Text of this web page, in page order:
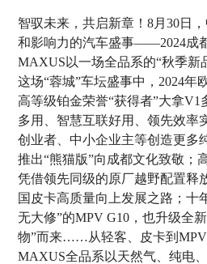
智驭未来，共启新章！8月30日
和影响力的汽车盛事——2024成
MAXUS以一场全品系的“秋季新
这场“蓉城”车坛盛事中，2024年
高等级铂金荣誉“获得者”大拿V1
多用、智慧互联好用、领先效率
创业者、中小企业主等创造更多
推出“熊猫版”向成都文化致敬；
凭借领先同级的原厂越野配置释
国皮卡高质量向上发展之路；十
无大修”的MPV G10，也升级全
物”而来……从轻客、皮卡到MPV
MAXUS全品系以天然气、纯电